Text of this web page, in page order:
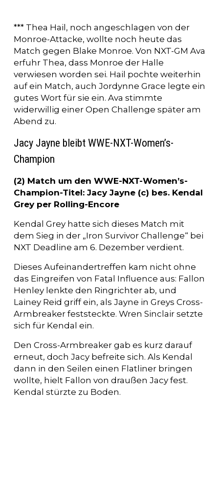
*** Thea Hail, noch angeschlagen von der
Monroe-Attacke, wollte noch heute das
Match gegen Blake Monroe. Von NXT-GM Ava
erfuhr Thea, dass Monroe der Halle
verwiesen worden sei. Hail pochte weiterhin
auf ein Match, auch Jordynne Grace legte ein
gutes Wort für sie ein. Ava stimmte
widerwillig einer Open Challenge später am
Abend zu.
Jacy Jayne bleibt WWE-NXT-Women’s-
Champion
(2) Match um den WWE-NXT-Women’s-
Champion-Titel: Jacy Jayne (c) bes. Kendal
Grey per Rolling-Encore
Kendal Grey hatte sich dieses Match mit
dem Sieg in der „Iron Survivor Challenge“ bei
NXT Deadline am 6. Dezember verdient.
Dieses Aufeinandertreffen kam nicht ohne
das Eingreifen von Fatal Influence aus: Fallon
Henley lenkte den Ringrichter ab, und
Lainey Reid griff ein, als Jayne in Greys Cross-
Armbreaker feststeckte. Wren Sinclair setzte
sich für Kendal ein.
Den Cross-Armbreaker gab es kurz darauf
erneut, doch Jacy befreite sich. Als Kendal
dann in den Seilen einen Flatliner bringen
wollte, hielt Fallon von draußen Jacy fest.
Kendal stürzte zu Boden.